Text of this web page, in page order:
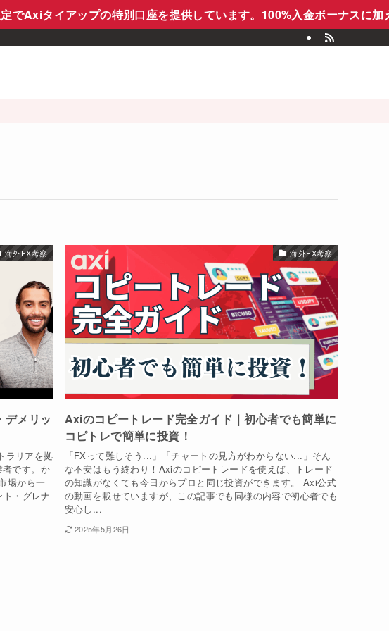
Axiタイアップの特別口座を提供しています。100%入金ボーナスに加
海外FX考察
メリッ
ラリアを拠
です。か
場から一
・グレナ
海外FX考察
Axiのコピートレード完全ガイド｜初心者でも簡単に
コピトレで簡単に投資！
「FXって難しそう...」「チャートの見方がわからない...」そん
な不安はもう終わり！Axiのコピートレードを使えば、トレード
の知識がなくても今日からプロと同じ投資ができます。 Axi公式
の動画を載せていますが、この記事でも同様の内容で初心者でも
安心し...
2025年5月26日